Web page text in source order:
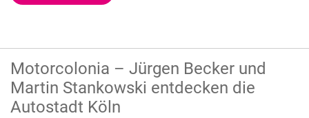
Motorcolonia – Jürgen Becker und
Martin Stankowski entdecken die
Autostadt Köln